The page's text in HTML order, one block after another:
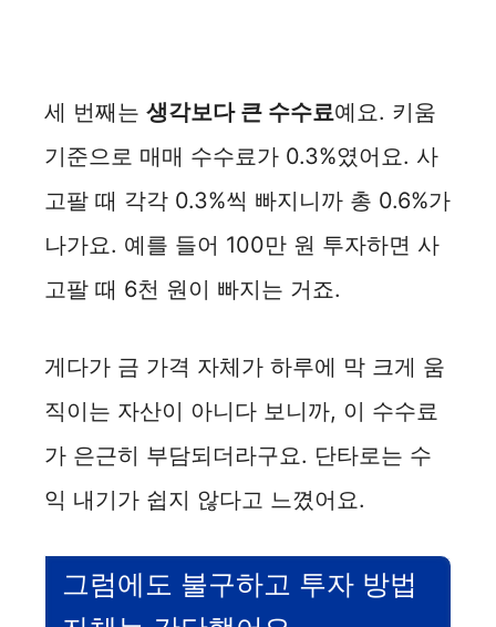
세 번째는 생각보다 큰 수수료예요. 키움
기준으로 매매 수수료가 0.3%였어요. 사
고팔 때 각각 0.3%씩 빠지니까 총 0.6%가
나가요. 예를 들어 100만 원 투자하면 사
고팔 때 6천 원이 빠지는 거죠.
게다가 금 가격 자체가 하루에 막 크게 움
직이는 자산이 아니다 보니까, 이 수수료
가 은근히 부담되더라구요. 단타로는 수
익 내기가 쉽지 않다고 느꼈어요.
그럼에도 불구하고 투자 방법